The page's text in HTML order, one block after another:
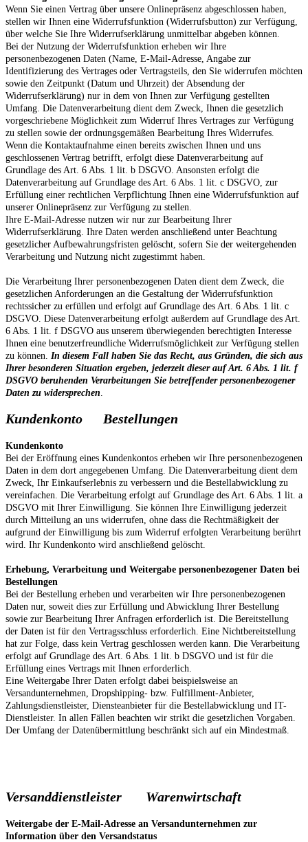
Wenn Sie einen Vertrag über unsere Onlinepräsenz abgeschlossen haben,
stellen wir Ihnen eine Widerrufsfunktion (Widerrufsbutton) zur Verfügung,
über welche Sie Ihre Widerrufserklärung unmittelbar abgeben können.
Bei der Nutzung der Widerrufsfunktion erheben wir Ihre
personenbezogenen Daten (Name, E-Mail-Adresse, Angabe zur
Identifizierung des Vertrages oder Vertragsteils, den Sie widerrufen möchten
sowie den Zeitpunkt (Datum und Uhrzeit) der Absendung der
Widerrufserklärung) nur in dem von Ihnen zur Verfügung gestellten
Umfang. Die Datenverarbeitung dient dem Zweck, Ihnen die gesetzlich
vorgeschriebene Möglichkeit zum Widerruf Ihres Vertrages zur Verfügung
zu stellen sowie der ordnungsgemäßen Bearbeitung Ihres Widerrufes.
Wenn die Kontaktaufnahme einen bereits zwischen Ihnen und uns
geschlossenen Vertrag betrifft, erfolgt diese Datenverarbeitung auf
Grundlage des Art. 6 Abs. 1 lit. b DSGVO. Ansonsten erfolgt die
Datenverarbeitung auf Grundlage des Art. 6 Abs. 1 lit. c DSGVO, zur
Erfüllung einer rechtlichen Verpflichtung Ihnen eine Widerrufsfunktion auf
unserer Onlinepräsenz zur Verfügung zu stellen.
Ihre E-Mail-Adresse nutzen wir nur zur Bearbeitung Ihrer
Widerrufserklärung. Ihre Daten werden anschließend unter Beachtung
gesetzlicher Aufbewahrungsfristen gelöscht, sofern Sie der weitergehenden
Verarbeitung und Nutzung nicht zugestimmt haben.
Die Verarbeitung Ihrer personenbezogenen Daten dient dem Zweck, die
gesetzlichen Anforderungen an die Gestaltung der Widerrufsfunktion
rechtssicher zu erfüllen und erfolgt auf Grundlage des Art. 6 Abs. 1 lit. c
DSGVO. Diese Datenverarbeitung erfolgt außerdem auf Grundlage des Art.
6 Abs. 1 lit. f DSGVO aus unserem überwiegenden berechtigten Interesse
Ihnen eine benutzerfreundliche Widerrufsmöglichkeit zur Verfügung stellen
zu können. In diesem Fall haben Sie das Recht, aus Gründen, die sich aus
Ihrer besonderen Situation ergeben, jederzeit dieser auf Art. 6 Abs. 1 lit. f
DSGVO beruhenden Verarbeitungen Sie betreffender personenbezogener
Daten zu widersprechen
Kundenkonto Bestellungen
Kundenkonto
Bei der Eröffnung eines Kundenkontos erheben wir Ihre personenbezogenen
Daten in dem dort angegebenen Umfang. Die Datenverarbeitung dient dem
Zweck, Ihr Einkaufserlebnis zu verbessern und die Bestellabwicklung zu
vereinfachen. Die Verarbeitung erfolgt auf Grundlage des Art. 6 Abs. 1 lit. a
DSGVO mit Ihrer Einwilligung. Sie können Ihre Einwilligung jederzeit
durch Mitteilung an uns widerrufen, ohne dass die Rechtmäßigkeit der
aufgrund der Einwilligung bis zum Widerruf erfolgten Verarbeitung berührt
wird. Ihr Kundenkonto wird anschließend gelöscht.
Erhebung, Verarbeitung und Weitergabe personenbezogener Daten bei
Bestellungen
Bei der Bestellung erheben und verarbeiten wir Ihre personenbezogenen
Daten nur, soweit dies zur Erfüllung und Abwicklung Ihrer Bestellung
sowie zur Bearbeitung Ihrer Anfragen erforderlich ist. Die Bereitstellung
der Daten ist für den Vertragsschluss erforderlich. Eine Nichtbereitstellung
hat zur Folge, dass kein Vertrag geschlossen werden kann. Die Verarbeitung
erfolgt auf Grundlage des Art. 6 Abs. 1 lit. b DSGVO und ist für die
Erfüllung eines Vertrags mit Ihnen erforderlich.
Eine Weitergabe Ihrer Daten erfolgt dabei beispielsweise an
Versandunternehmen, Dropshipping- bzw. Fulfillment-Anbieter,
Zahlungsdienstleister, Diensteanbieter für die Bestellabwicklung und IT-
Dienstleister. In allen Fällen beachten wir strikt die gesetzlichen Vorgaben.
Der Umfang der Datenübermittlung beschränkt sich auf ein Mindestmaß.
Versanddienstleister Warenwirtschaft
Weitergabe der E-Mail-Adresse an Versandunternehmen zur
Information über den Versandstatus